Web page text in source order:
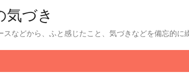
気づき
などから、ふと感じたこと、気づきなどを備忘的に